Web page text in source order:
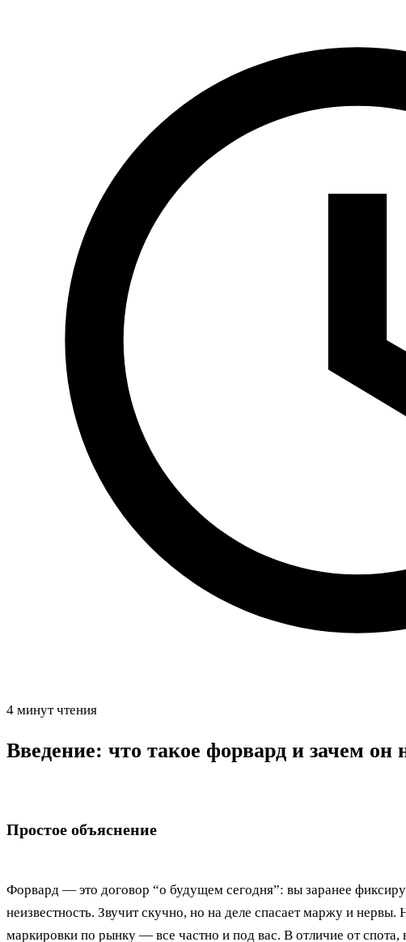
4 минут чтения
Введение: что такое форвард и зачем он
Простое объяснение
Форвард — это договор “о будущем сегодня”: вы заранее
неизвестность. Звучит скучно, но на деле спасает маржу и нервы.
маркировки по рынку — все частно и под вас. В отличие от спота,